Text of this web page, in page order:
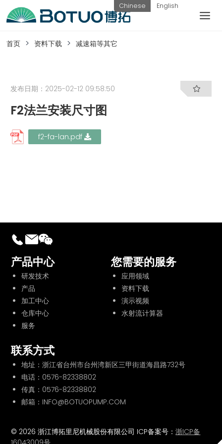
工作日热线
电话：
0576-
提交询
价
首页 资料下载 减速箱等其它
发布日期：2025-02-12 09:58:50
F2法兰安装尺寸图
f2-fa-lan.pdf
产品中心
研发技术
产品
加工中心
仓库中心
服务
您需要的服务
应用领域
资料下载
演示视频
水射流计算器
联系方式
地址：浙江省台州市台州湾新区三甲街道海昌路732号
电话： 0576-82338802
传真：0576-82338802
邮箱：INFO@BOTUOPUMP.COM
© 2026 浙江博拓里尼机械股份有限公司 ICP备案号：浙ICP备
Chinese English